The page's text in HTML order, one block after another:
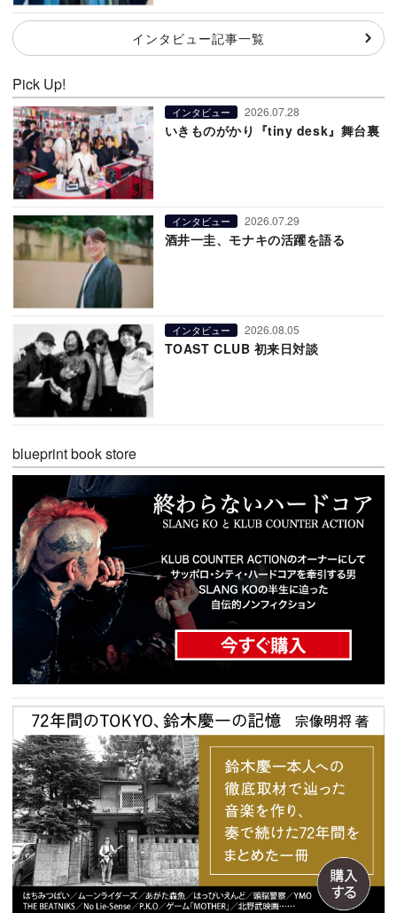
インタビュー記事一覧
Pick Up!
インタビュー 2026.07.28
いきものがかり『tiny desk』舞台裏
インタビュー 2026.07.29
酒井一圭、モナキの活躍を語る
インタビュー 2026.08.05
TOAST CLUB 初来日対談
blueprint book store